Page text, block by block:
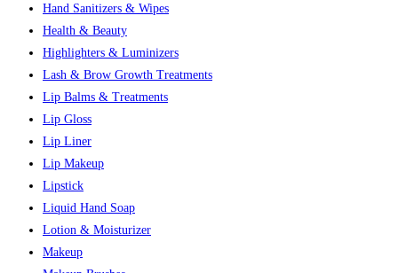
Hand Sanitizers & Wipes
Health & Beauty
Highlighters & Luminizers
Lash & Brow Growth Treatments
Lip Balms & Treatments
Lip Gloss
Lip Liner
Lip Makeup
Lipstick
Liquid Hand Soap
Lotion & Moisturizer
Makeup